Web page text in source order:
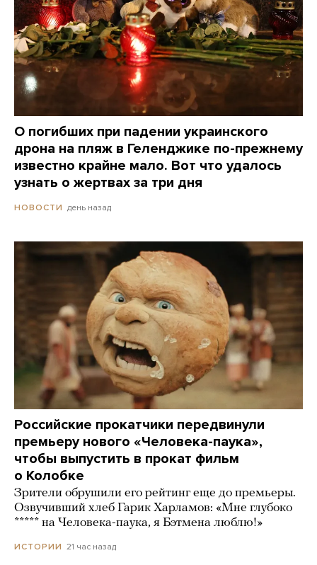
О погибших при падении украинского
дрона на пляж в Геленджике по-прежнему
известно крайне мало. Вот что удалось
узнать о жертвах за три дня
НОВОСТИ день назад
Российские прокатчики передвинули
премьеру нового «Человека-паука»,
чтобы выпустить в прокат фильм
о Колобке
Зрители обрушили его рейтинг еще до премьеры.
Озвучивший хлеб Гарик Харламов: «Мне глубоко
***** на Человека-паука, я Бэтмена люблю!»
ИСТОРИИ 21 час назад